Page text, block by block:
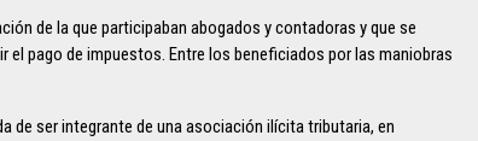
de la que participaban abogados y contadoras y que se
el pago de impuestos. Entre los beneficiados por las maniobras
de ser integrante de una asociación ilícita tributaria, en